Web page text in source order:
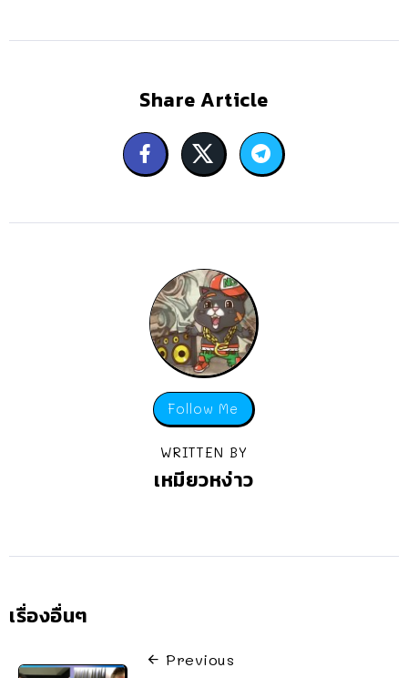
Share Article
Follow Me
WRITTEN BY
เหมียวหง่าว
เรื่องอื่นๆ
Previous